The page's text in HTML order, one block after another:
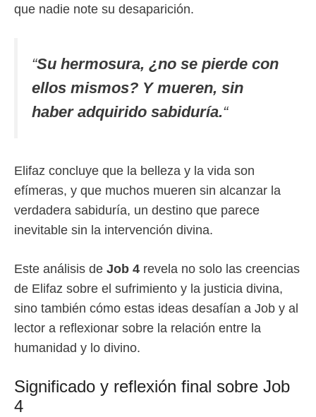
que nadie note su desaparición.
“Su hermosura, ¿no se pierde con
ellos mismos? Y mueren, sin
haber adquirido sabiduría.“
Elifaz concluye que la belleza y la vida son
efímeras, y que muchos mueren sin alcanzar la
verdadera sabiduría, un destino que parece
inevitable sin la intervención divina.
Este análisis de Job 4 revela no solo las creencias
de Elifaz sobre el sufrimiento y la justicia divina,
sino también cómo estas ideas desafían a Job y al
lector a reflexionar sobre la relación entre la
humanidad y lo divino.
Significado y reflexión final sobre Job
4